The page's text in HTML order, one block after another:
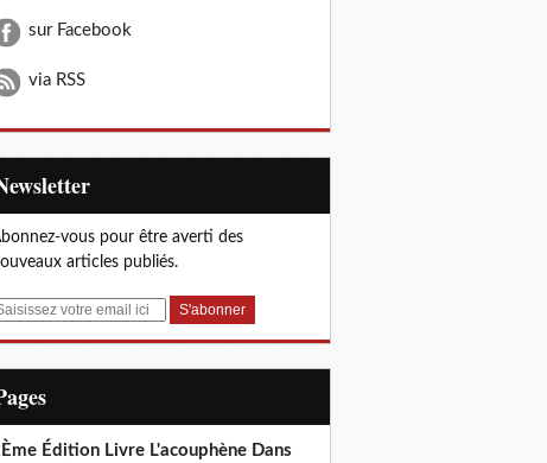
sur Facebook
via RSS
Newsletter
vous pour être averti des
articles publiés.
Pages
Édition Livre L'acouphène Dans